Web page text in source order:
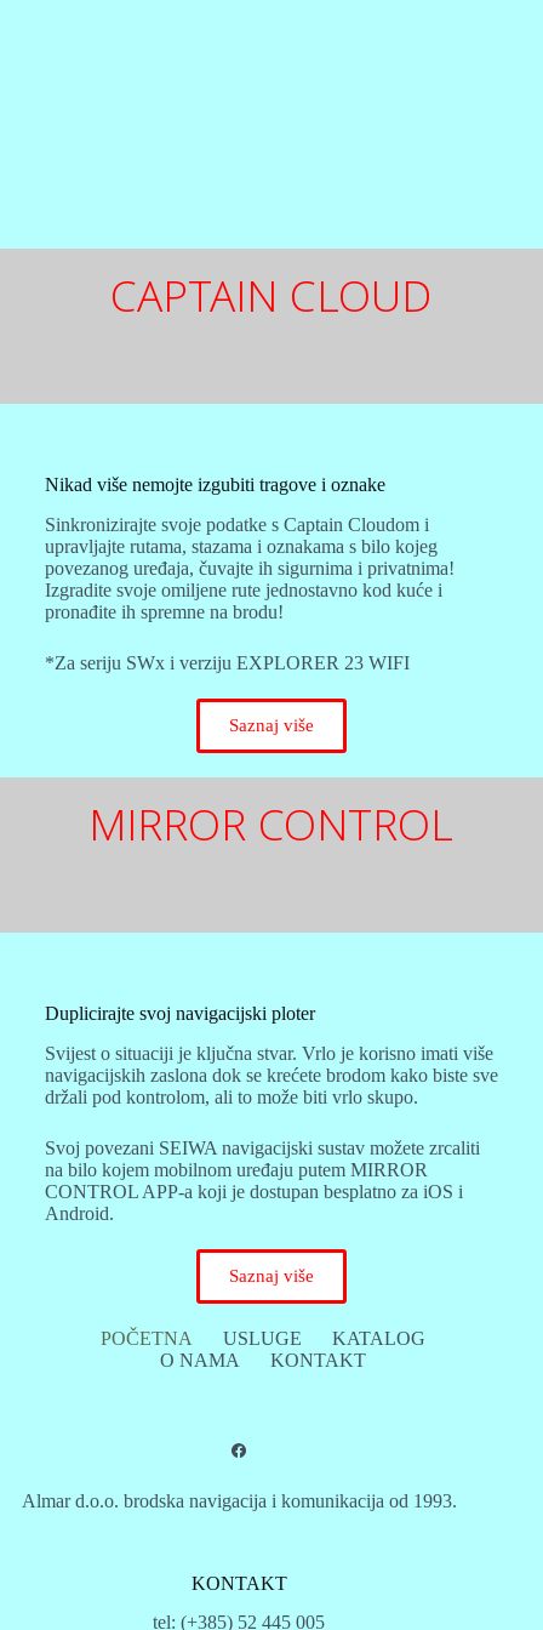
CAPTAIN CLOUD
Nikad više nemojte izgubiti tragove i oznake
Sinkronizirajte svoje podatke s Captain Cloudom i
upravljajte rutama, stazama i oznakama s bilo kojeg
povezanog uređaja, čuvajte ih sigurnima i privatnima!
Izgradite svoje omiljene rute jednostavno kod kuće i
pronađite ih spremne na brodu!
*Za seriju SWx i verziju EXPLORER 23 WIFI
Saznaj više
MIRROR CONTROL
Duplicirajte svoj navigacijski ploter
Svijest o situaciji je ključna stvar. Vrlo je korisno imati više
navigacijskih zaslona dok se krećete brodom kako biste sve
držali pod kontrolom, ali to može biti vrlo skupo.
Svoj povezani SEIWA navigacijski sustav možete zrcaliti
na bilo kojem mobilnom uređaju putem MIRROR
CONTROL APP-a koji je dostupan besplatno za iOS i
Android.
Saznaj više
POČETNA USLUGE
KATALOG
O NAMA
KONTAKT
Almar d.o.o. brodska navigacija i komunikacija od 1993.
KONTAKT
tel: (+385) 52 445 005